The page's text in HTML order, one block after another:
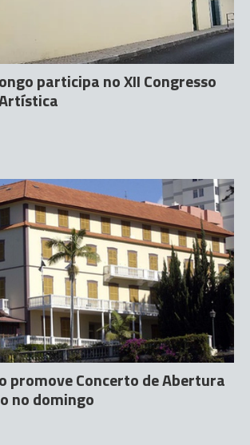
participa no XII Congresso
promove Concerto de Abertura
no domingo